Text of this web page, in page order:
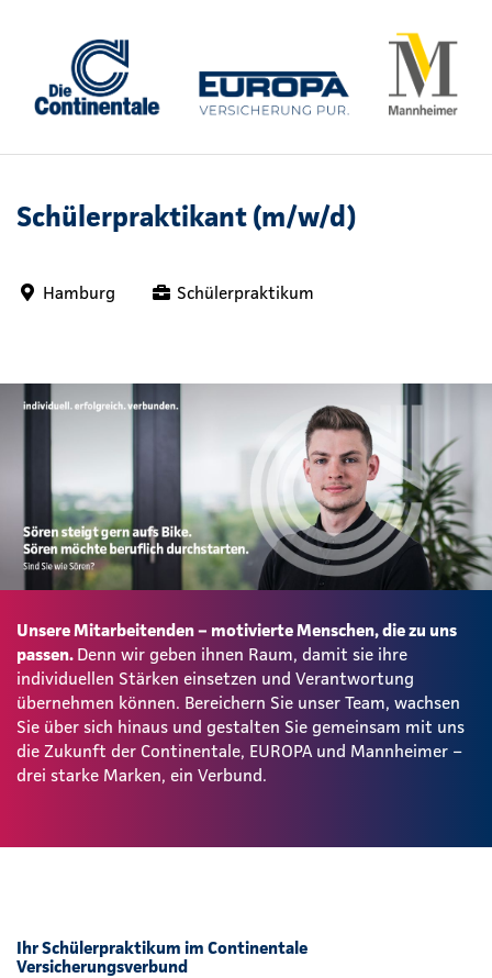
Schülerpraktikant (m/w/d)
Hamburg Schülerpraktikum
Unsere Mitarbeitenden – motivierte Menschen, die zu uns
passen. Denn wir geben ihnen Raum, damit sie ihre
individuellen Stärken einsetzen und Verantwortung
übernehmen können. Bereichern Sie unser Team, wachsen
Sie über sich hinaus und gestalten Sie gemeinsam mit uns
die Zukunft der Continentale, EUROPA und Mannheimer –
drei starke Marken, ein Verbund.
Ihr Schülerpraktikum im Continentale
Versicherungsverbund